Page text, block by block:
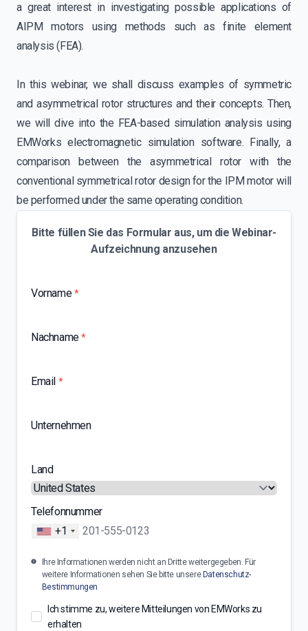
a great interest in investigating possible applications of
AIPM motors using methods such as finite element
analysis (FEA).
In this webinar, we shall discuss examples of symmetric
and asymmetrical rotor structures and their concepts. Then,
we will dive into the FEA-based simulation analysis using
EMWorks electromagnetic simulation software. Finally, a
comparison between the asymmetrical rotor with the
conventional symmetrical rotor design for the IPM motor will
be performed under the same operating condition.
Bitte füllen Sie das Formular aus, um die Webinar-
Aufzeichnung anzusehen
Vorname*
Nachname*
Email *
Unternehmen
Land
Telefonnummer
+1
Ihre Informationen werden nicht an Dritte weitergegeben. Für
weitere Informationen sehen Sie bitte unsere Datenschutz-
Bestimmungen
Ich stimme zu, weitere Mitteilungen von EMWorks zu
erhalten